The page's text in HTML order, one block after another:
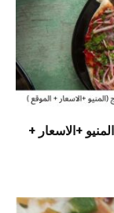
+الاسعار +